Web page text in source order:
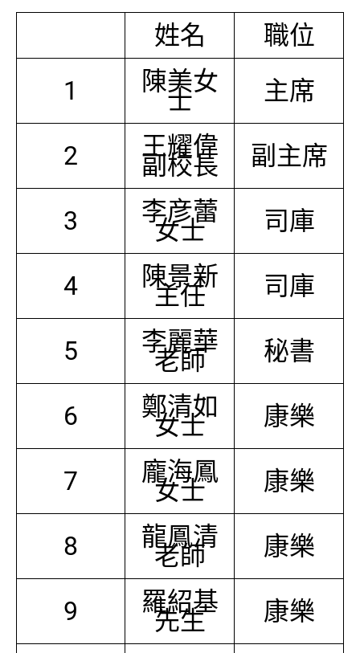
姓名
職位
1
陳美女
士 主席
2 王耀偉
副校長 副主席
3 李彦蕾
女士 司庫
4 陳景新
主任 司庫
5 李麗華
老師 秘書
6 鄭清如
女士 康樂
7 龐海鳳
女士 康樂
8 龍鳳清
老師 康樂
9 羅紹基
先生 康樂